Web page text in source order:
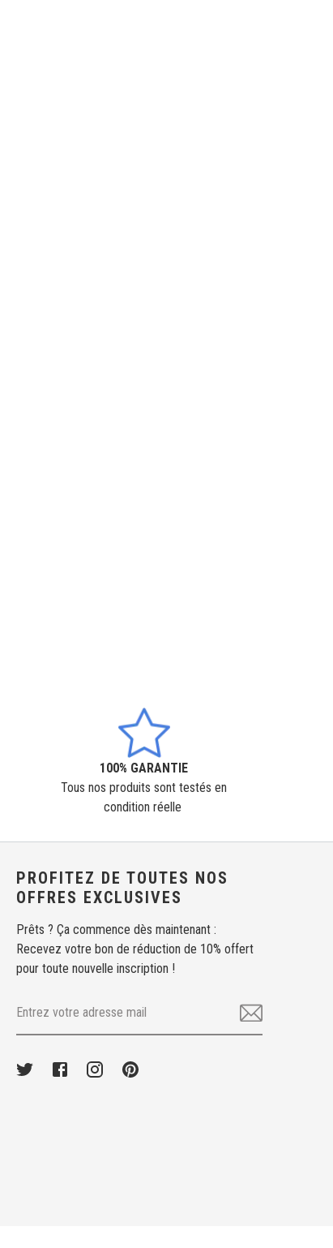
100% GARANTIE
Tous nos produits sont testés en
condition réelle
PROFITEZ DE TOUTES NOS
OFFRES EXCLUSIVES
Prêts ? Ça commence dès maintenant :
Recevez votre bon de réduction de 10% offert
pour toute nouvelle inscription !